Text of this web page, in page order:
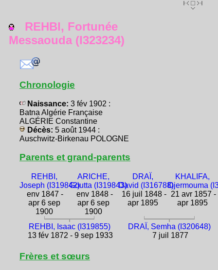
REHBI, Fortunée
Messaouda (I323234)
Chronologie
Naissance: 3 fév 1902 :
Batna Algérie Française
ALGÉRIE Constantine
Décès: 5 août 1944 :
Auschwitz-Birkenau POLOGNE
Parents et grand-parents
REHBI,
Joseph (I319842)
env 1847 -
apr 6 sep
1900
ARICHE,
Goutta (I319843)
env 1848 -
apr 6 sep
1900
DRAÏ,
David (I316788)
16 juil 1848 -
apr 1895
KHALIFA,
Djermouma
21 avr 1857 -
apr 1895
REHBI, Isaac (I319855)
13 fév 1872 - 9 sep 1933
DRAÏ, Semha (I320648)
7 juil 1877
Frères et sœurs